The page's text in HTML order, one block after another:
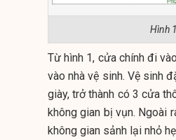
Hình
Từ hình 1, cửa chính đi
vào nhà vệ sinh. Vệ sinh
giày, trở thành có 3 cửa
không gian bị vụn. Ngoài
không gian sảnh lại nhỏ